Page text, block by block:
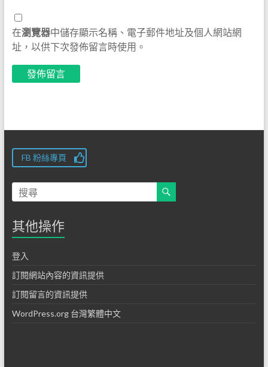
在瀏覽器中儲存顯示名稱、電子郵件地址及個人網站網
址，以供下次發佈留言時使用。
FB 粉絲專頁
其他操作
登入
訂閱網站內容的資訊提供
訂閱留言的資訊提供
WordPress.org 台灣繁體中文